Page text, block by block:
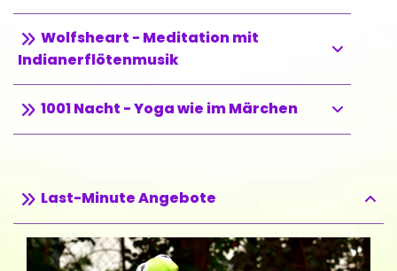
Wolfsheart - Meditation mit
Indianerflötenmusik
1001 Nacht - Yoga wie im Märchen
Last-Minute Angebote